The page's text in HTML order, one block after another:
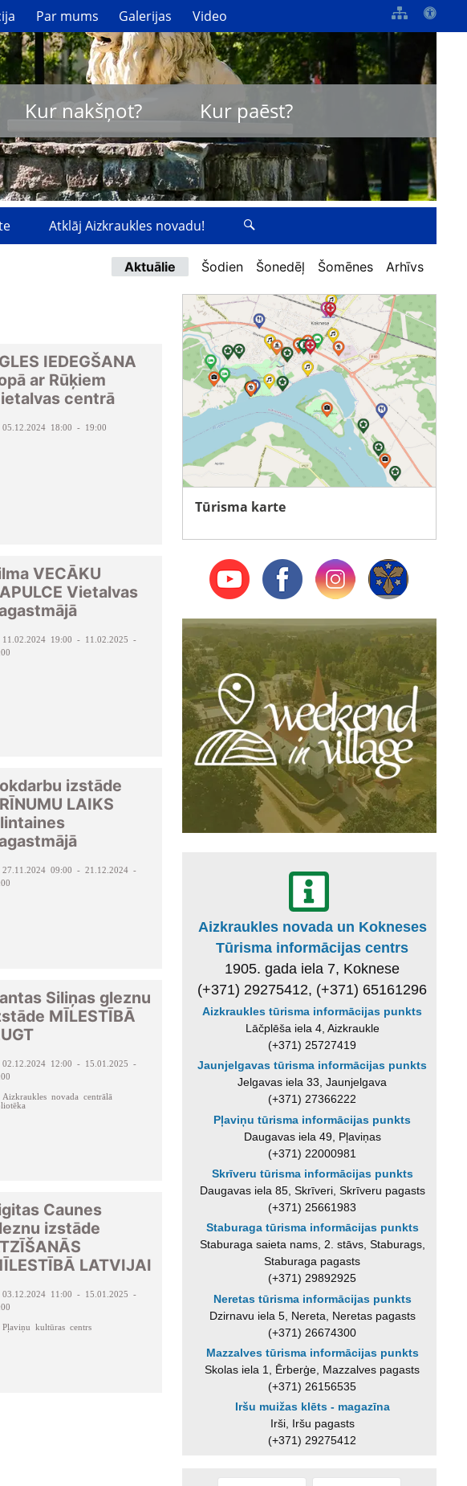
Par mums Galerijas Video
Kur nakšņot? Kur paēst?
Atklāj Aizkraukles novadu!
Aktuālie Šodien Šonedēļ Šomēnes Arhīvs
IEDEGŠANA
ar Rūķiem
centrā
05.12.2024 18:00 - 19:00
VECĀKU
Vietalvas
11.02.2024 19:00 - 11.02.2025 -
izstāde
LAIKS
27.11.2024 09:00 - 21.12.2024 -
Siliņas gleznu
MĪLESTĪBĀ
02.12.2024 12:00 - 15.01.2025 -
Aizkraukles novada centrālā
Caunes
izstāde
LATVIJAI
03.12.2024 11:00 - 15.01.2025 -
Pļaviņu kultūras centrs
Tūrisma karte
Aizkraukles novada un Kokneses
Tūrisma informācijas centrs
1905. gada iela 7, Koknese
(+371) 29275412, (+371) 65161296
Aizkraukles tūrisma informācijas punkts
Lāčplēša iela 4, Aizkraukle
(+371) 25727419
Jaunjelgavas tūrisma informācijas punkts
Jelgavas iela 33, Jaunjelgava
(+371) 27366222
Pļaviņu tūrisma informācijas punkts
Daugavas iela 49, Pļaviņas
(+371) 22000981
Skrīveru tūrisma informācijas punkts
Daugavas iela 85, Skrīveri, Skrīveru pagasts
(+371) 25661983
Staburaga tūrisma informācijas punkts
Staburaga saieta nams, 2. stāvs, Staburags,
Staburaga pagasts
(+371) 29892925
Neretas tūrisma informācijas punkts
Dzirnavu iela 5, Nereta, Neretas pagasts
(+371) 26674300
Mazzalves tūrisma informācijas punkts
Skolas iela 1, Ērberģe, Mazzalves pagasts
(+371) 26156535
Iršu muižas klēts - magazīna
Irši, Iršu pagasts
(+371) 29275412